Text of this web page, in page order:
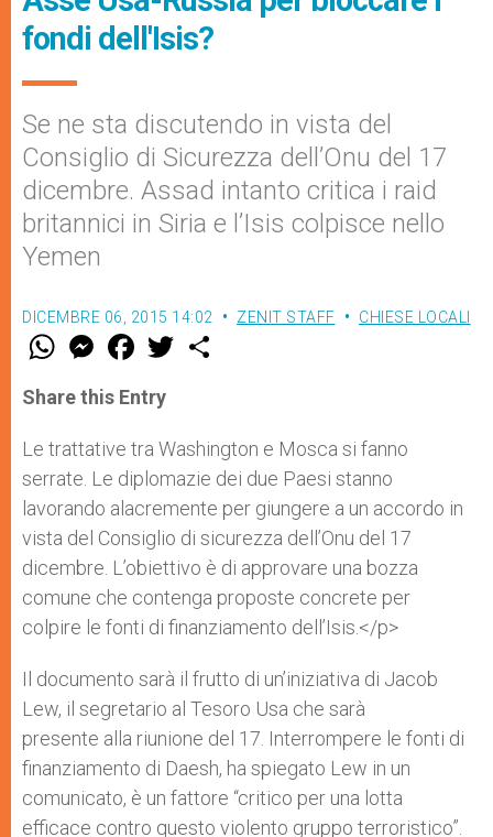
fondi dell'Isis?
Se ne sta discutendo in vista del
Consiglio di Sicurezza dell’Onu del 17
dicembre. Assad intanto critica i raid
britannici in Siria e l’Isis colpisce nello
Yemen
DICEMBRE 06, 2015 14:02 ZENIT STAFF CHIESE LOCALI
W
t
s
p
p
M
e
s
e
g
e
r
F
a
e
b
o
k
w
r
Share this Entry
Le trattative tra Washington e Mosca si fanno
serrate. Le diplomazie dei due Paesi stanno
lavorando alacremente per giungere a un accordo in
vista del Consiglio di sicurezza dell’Onu del 17
dicembre. L’obiettivo è di approvare una bozza
comune che contenga proposte concrete per
colpire le fonti di finanziamento dell’Isis.</p>
Il documento sarà il frutto di un’iniziativa di Jacob
Lew, il segretario al Tesoro Usa che sarà
presente alla riunione del 17. Interrompere le fonti di
finanziamento di Daesh, ha spiegato Lew in un
comunicato, è un fattore “critico per una lotta
efficace contro questo violento gruppo terroristico”.